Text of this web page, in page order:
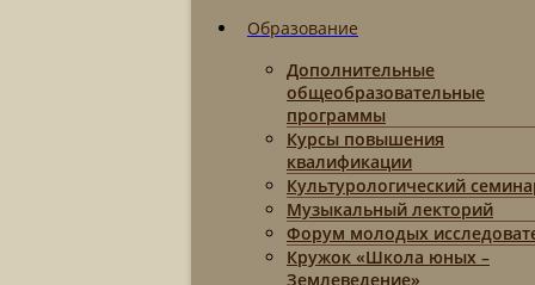
Образование
Дополнительные
общеобразовательные
программы
Курсы повышения
квалификации
Культурологический
Музыкальный лекторий
Форум молодых
Кружок «Школа юных –
Землеведение»